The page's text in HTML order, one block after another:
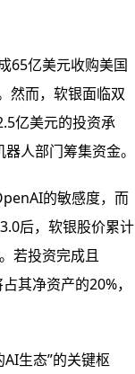
65亿美元收购美国
然而，软银面临双
亿美元的投资承
人部门筹集资金。
的敏感度，而
后，软银股价累计
若投资完成且
其净资产的20%，
生态”的关键枢